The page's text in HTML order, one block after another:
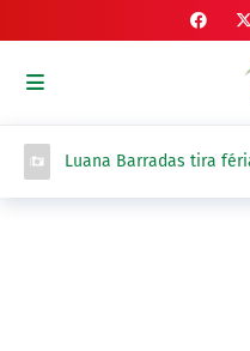
Luana Barradas tira